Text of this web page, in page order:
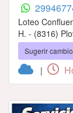
Loteo
H. - (8316)
Sugerir
|